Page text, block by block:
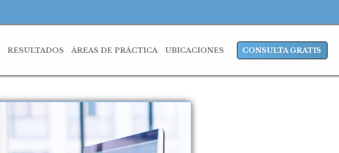
RESULTADOS ÁREAS DE PRÁCTICA UBICACIONES CONSULTA GRATIS